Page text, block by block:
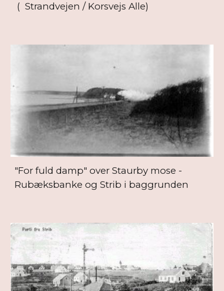
( Strandvejen / Korsvejs Alle)
"For fuld damp" over Staurby mose -
Rubæksbanke og Strib i baggrunden